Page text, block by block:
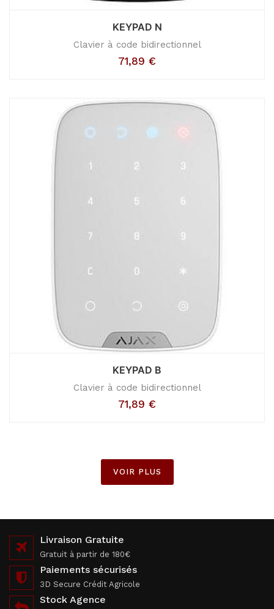
KEYPAD N
Clavier à code bidirectionnel
71,89 €
KEYPAD B
Clavier à code bidirectionnel
71,89 €
VOIR PLUS
Livraison Gratuite
Gratuit à partir de 180€
Paiements sécurisés
3D Secure Crédit Agricole
Stock Agence